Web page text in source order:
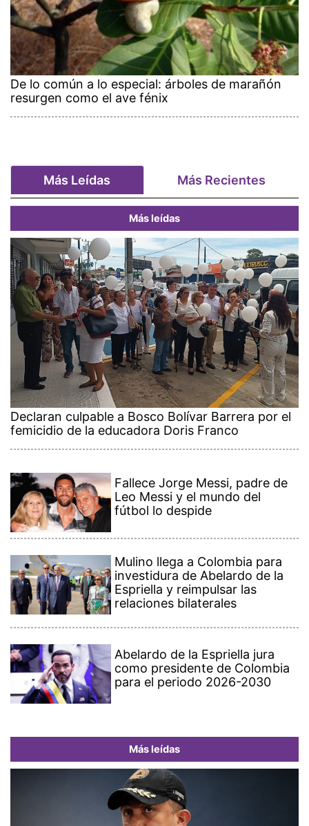
De lo común a lo especial: árboles de marañón
resurgen como el ave fénix
Más Leídas Más Recientes
Más leídas
Declaran culpable a Bosco Bolívar Barrera por el
femicidio de la educadora Doris Franco
Fallece Jorge Messi, padre de
Leo Messi y el mundo del
fútbol lo despide
Mulino llega a Colombia para
investidura de Abelardo de la
Espriella y reimpulsar las
relaciones bilaterales
Abelardo de la Espriella jura
como presidente de Colombia
para el periodo 2026-2030
Más leídas